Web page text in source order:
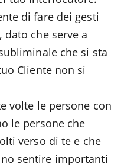
di fare dei gesti
che serve a
che si sta
Cliente non si
volte le persone con
le persone che
verso di te e che
sentire importanti